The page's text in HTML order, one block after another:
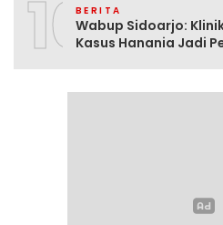
10BERITA
Wabup Sidoarjo:
Kasus Hanania Jadi